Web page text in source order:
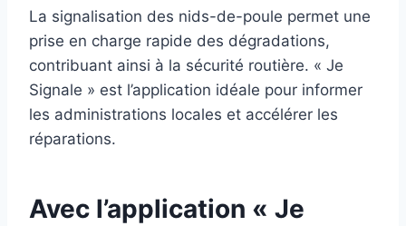
La signalisation des nids-de-poule permet une
prise en charge rapide des dégradations,
contribuant ainsi à la sécurité routière. « Je
Signale » est l’application idéale pour informer
les administrations locales et accélérer les
réparations.
Avec l’application « Je